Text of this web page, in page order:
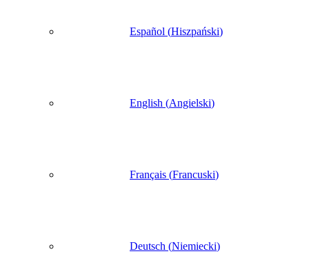
Español (Hiszpański)
English (Angielski)
Français (Francuski)
Deutsch (Niemiecki)